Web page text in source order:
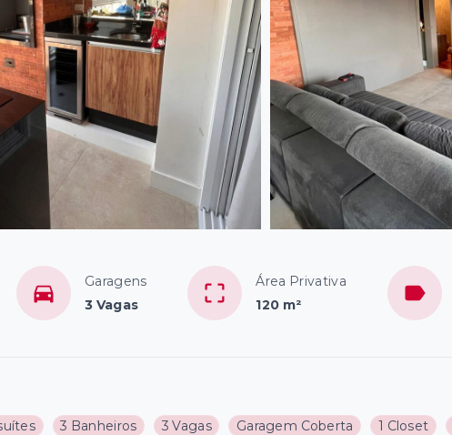
Garagens
3 Vagas
Área Privativa
120 m²
3 Banheiros 3 Vagas Garagem Coberta 1 Closet